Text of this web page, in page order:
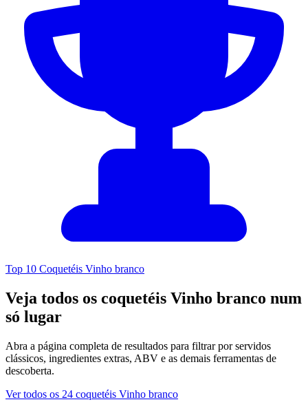
Top 10 Coquetéis Vinho branco
Veja todos os coquetéis Vinho branco num
só lugar
Abra a página completa de resultados para filtrar por servidos
clássicos, ingredientes extras, ABV e as demais ferramentas de
descoberta.
Ver todos os 24 coquetéis Vinho branco